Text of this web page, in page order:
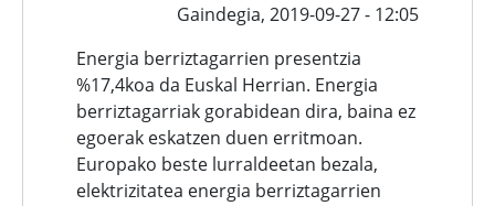
Gaindegia, 2019-09-27 - 12:05
Energia berriztagarrien presentzia
%17,4koa da Euskal Herrian. Energia
berriztagarriak gorabidean dira, baina ez
egoerak eskatzen duen erritmoan.
Europako beste lurraldeetan bezala,
elektrizitatea energia berriztagarrien